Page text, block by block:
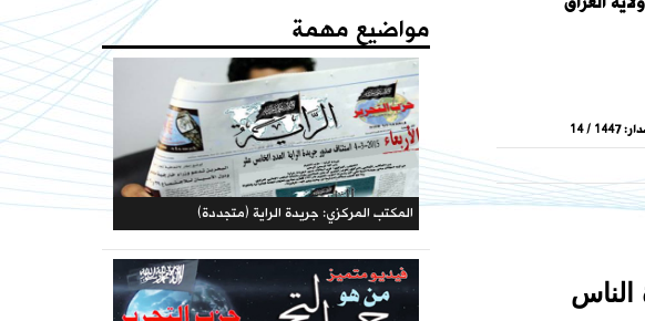
1447 / 14
الناس
مواضيع مهمة
المكتبة الحزبية